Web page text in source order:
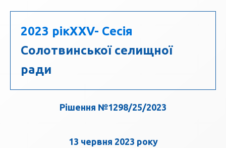
2023 рікХХV- Сесія
Солотвинської селищної
ради
Рішення №1298/25/2023
13 червня 2023 року